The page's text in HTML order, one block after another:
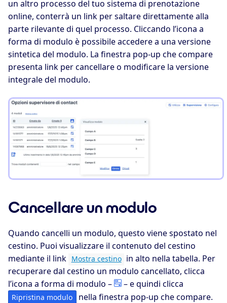
un altro processo del tuo sistema di prenotazione
online, conterrà un link per saltare direttamente alla
parte rilevante di quel processo. Cliccando l’icona a
forma di modulo è possibile accedere a una versione
sintetica del modulo. La finestra pop-up che compare
presenta link per cancellare o modificare la versione
integrale del modulo.
Cancellare un modulo
Quando cancelli un modulo, questo viene spostato nel
cestino. Puoi visualizzare il contenuto del cestino
mediante il link Mostra cestino in alto nella tabella. Per
recuperare dal cestino un modulo cancellato, clicca
l’icona a forma di modulo –
– e quindi clicca
Ripristina modulo nella finestra pop-up che compare.